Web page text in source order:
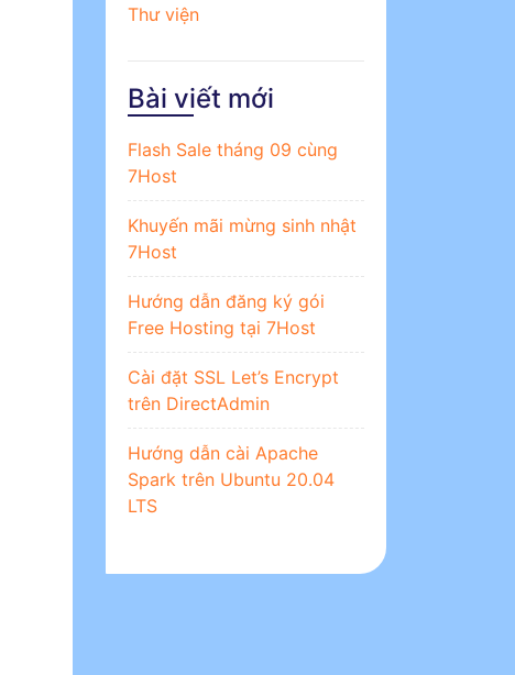
Thư viện
Bài viết mới
Flash Sale tháng 09 cùng
7Host
Khuyến mãi mừng sinh nhật
7Host
Hướng dẫn đăng ký gói
Free Hosting tại 7Host
Cài đặt SSL Let’s Encrypt
trên DirectAdmin
Hướng dẫn cài Apache
Spark trên Ubuntu 20.04
LTS